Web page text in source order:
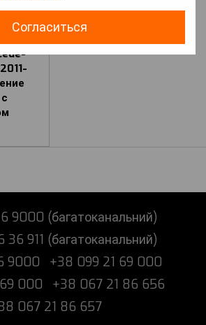
Согласиться
9000 (багатоканальний)
911 (багатоканальний)
9000
+38 099 21 69 000
000
+38 067 21 86 656
067 21 86 657